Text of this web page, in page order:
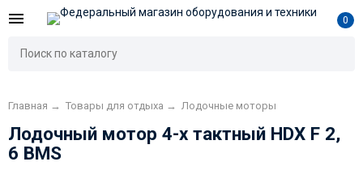
0
Главная → Товары для отдыха → Лодочные моторы
Лодочный мотор 4-х тактный HDX F 2,
6 BMS